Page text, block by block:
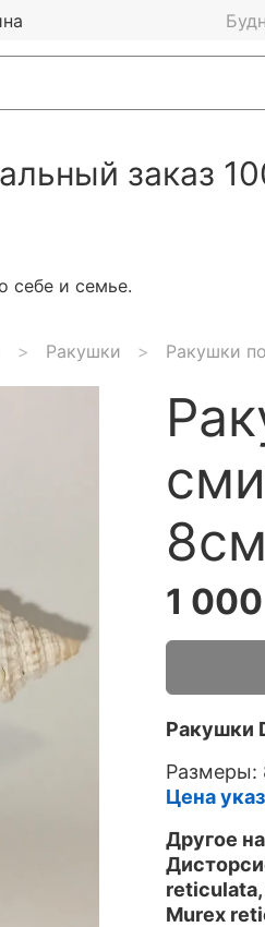
заказ
себе и семье.
Ракушки Ракушки
8см
1
Ракушки
Размеры:
Цена
Другое
Murex